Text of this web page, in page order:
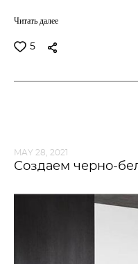
Читать далее
5
Создаем черно-
MAY 28, 2021